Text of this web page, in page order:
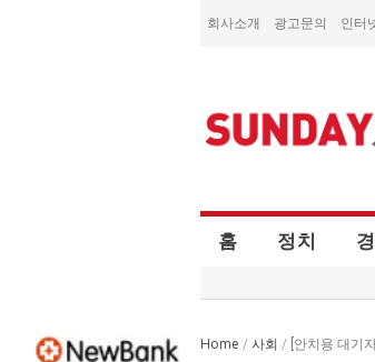
회사소개 광고문의 인터
홈 정치
Home / 사회 / [안치용 대기